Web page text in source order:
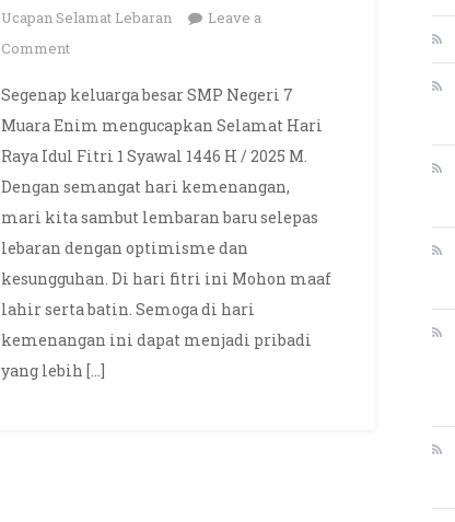
Ucapan Selamat Lebaran
Leave a
Commenton
Hari
Raya
Idul
Fitri
1
Syawal
1446
H
2025
Segenap keluarga besar SMP Negeri 7
Muara Enim mengucapkan Selamat Hari
Raya Idul Fitri 1 Syawal 1446 H / 2025 M.
Dengan semangat hari kemenangan,
mari kita sambut lembaran baru selepas
lebaran dengan optimisme dan
kesungguhan. Di hari fitri ini Mohon maaf
lahir serta batin. Semoga di hari
kemenangan ini dapat menjadi pribadi
yang lebih […]